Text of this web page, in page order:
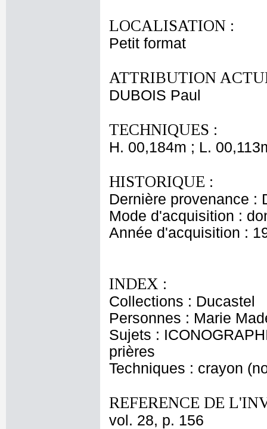
LOCALISATION :
Petit format
ATTRIBUTION
DUBOIS Paul
TECHNIQUES :
H. 00,184m ; L.
HISTORIQUE :
Dernière provenance :
Mode d'acquisition :
Année d'acquisition :
INDEX :
Collections : Ducastel
Personnes : Marie
Sujets :
prières
Techniques : crayon
REFERENCE DE
vol. 28, p. 156